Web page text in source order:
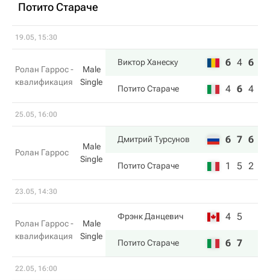
Потито Стараче
19.05, 15:30
Ролан Гаррос -
квалификация
Male
Single
Виктор Ханеску 6 4 6
Потито Стараче 4 6 4
25.05, 16:00
Ролан Гаррос
Male
Single
Дмитрий Турсунов 6 7 6
Потито Стараче 1 5 2
23.05, 14:30
Ролан Гаррос -
квалификация
Male
Single
Фрэнк Данцевич 4 5
Потито Стараче 6 7
22.05, 16:00